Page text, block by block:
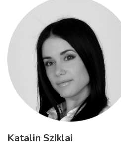
Katalin Sziklai